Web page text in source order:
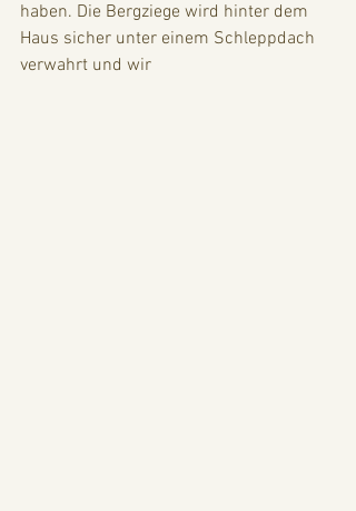
haben. Die Bergziege wird hinter dem
Haus sicher unter einem Schleppdach
verwahrt und wir